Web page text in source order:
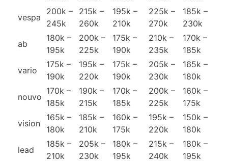
vespa
200k –
245k
215k –
260k
195k –
210k
225k –
270k
185k –
230k
ab
180k –
195k
200k –
225k
175k –
190k
210k –
235k
170k –
185k
vario
175k –
190k
195k –
220k
175k –
190k
205k –
230k
165k –
180k
nouvo
170k –
185k
190k –
215k
170k –
185k
200k –
225k
160k –
175k
vision
165k –
180k
185k –
210k
160k –
175k
195k –
220k
150k –
180k
lead
185k –
210k
205k –
230k
180k –
195k
215k –
240k
180k –
195k